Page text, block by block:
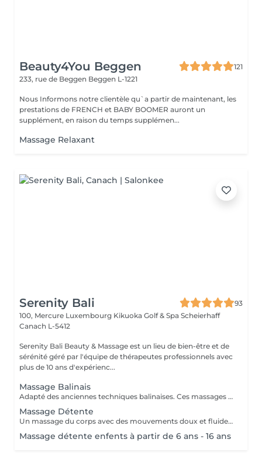
Beauty4You Beggen
121
233, rue de Beggen Beggen L-1221
Nous Informons notre clientèle qu`a partir de maintenant, les
prestations de FRENCH et BABY BOOMER auront un
supplément, en raison du temps supplémen...
Massage Relaxant
Serenity Bali
93
100, Mercure Luxembourg Kikuoka Golf & Spa Scheierhaff
Canach L-5412
Serenity Bali Beauty & Massage est un lieu de bien-être et de
sérénité géré par l'équipe de thérapeutes professionnels avec
plus de 10 ans d'expérienc...
Massage Balinais
Adapté des anciennes techniques balinaises. Ces massages des tissus profonds soulagent les tensions corporelles et favorisent de meilleurs habitudes de sommeil.
Massage Détente
Un massage du corps avec des mouvements doux et fluides. Utile pour rajeunir la peau, soulager les tensions et le stress, éclaircir l'esprit et favoriser la circulation sanguine.
Massage détente enfents à partir de 6 ans - 16 ans